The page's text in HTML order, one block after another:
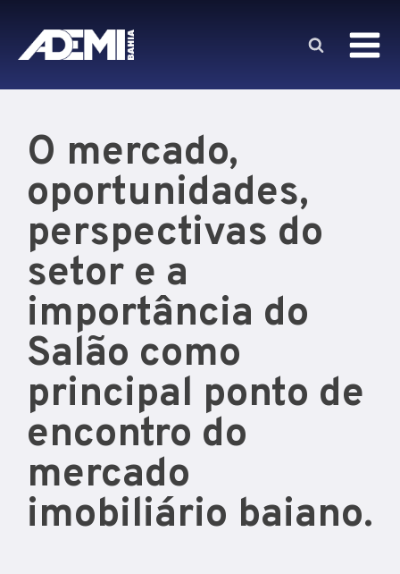
O mercado,
oportunidades,
perspectivas do
setor e a
importância do
Salão como
principal ponto de
encontro do
mercado
imobiliário baiano.